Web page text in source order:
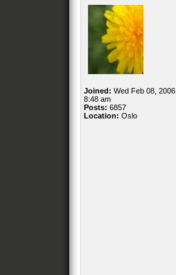
Joined: Wed Feb 08, 2006
8:48 am
Posts: 6857
Location: Oslo